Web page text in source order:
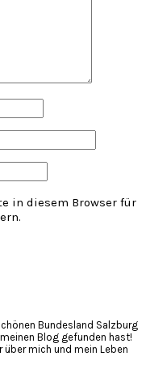
in diesem Browser für
Bundesland Salzburg
Blog gefunden hast!
mich und mein Leben